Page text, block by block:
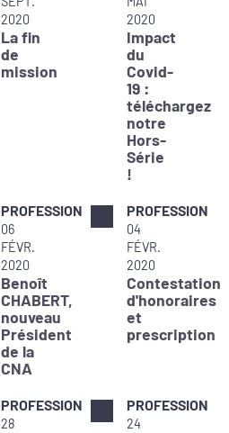
2020
La fin
de
mission
2020
Impact
du
Covid-
19 :
téléchargez
notre
Hors-
Série
!
PROFESSION
06
FÉVR.
2020
Benoît
CHABERT,
nouveau
Président
de la
CNA
PROFESSION
04
FÉVR.
2020
Contestation
d'honoraires
et
prescription
PROFESSION
28
PROFESSION
24